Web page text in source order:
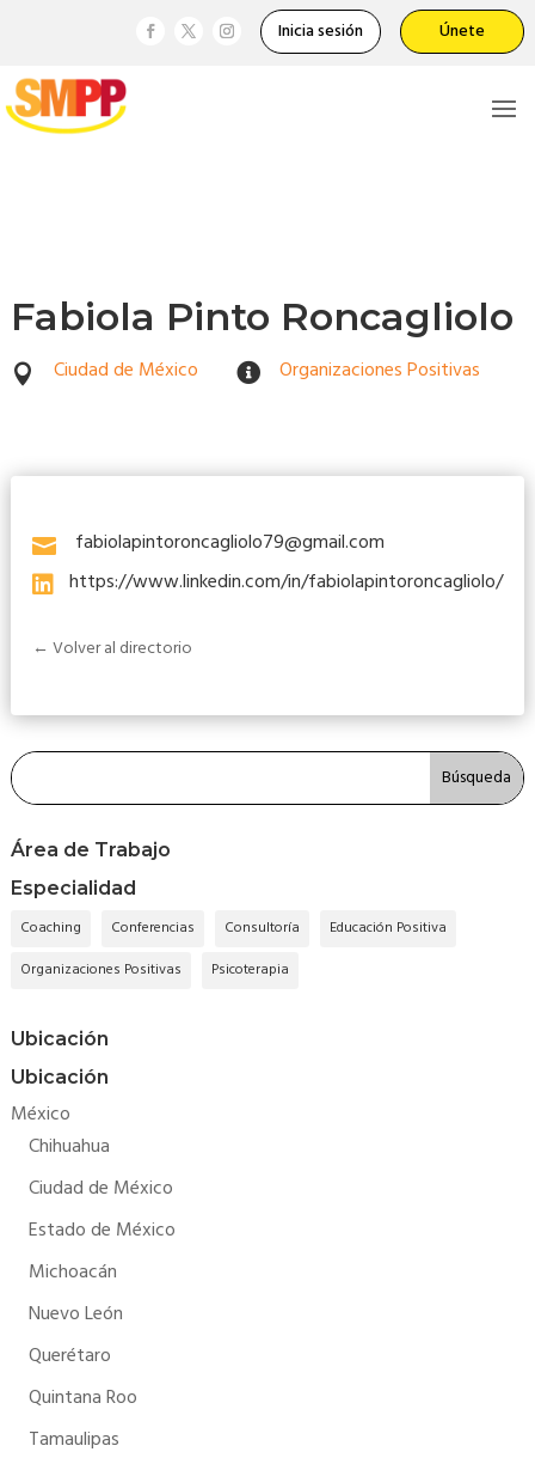
Inicia sesión Únete
Fabiola Pinto Roncagliolo
 Ciudad de México  Organizaciones Positivas
 fabiolapintoroncagliolo79@gmail.com
 https://www.linkedin.com/in/fabiolapintoroncagliolo/
← Volver al directorio
Área de Trabajo
Especialidad
Coaching Conferencias Consultoría
Educación Positiva
Organizaciones Positivas
Psicoterapia
Ubicación
Ubicación
México
Chihuahua
Ciudad de México
Estado de México
Michoacán
Nuevo León
Querétaro
Quintana Roo
Tamaulipas